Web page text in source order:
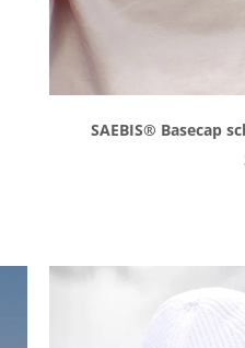
SAEBIS® Basecap